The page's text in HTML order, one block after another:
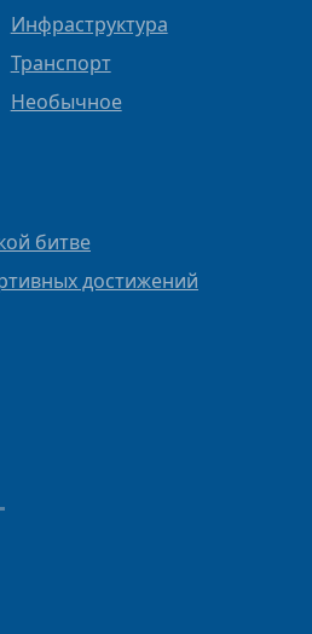
Инфраструктура
Транспорт
Необычное
битве
достижений